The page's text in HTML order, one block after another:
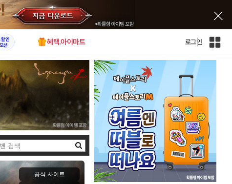
인
션
혜택.아이마트 로그인
인
검
색
공식 사이트